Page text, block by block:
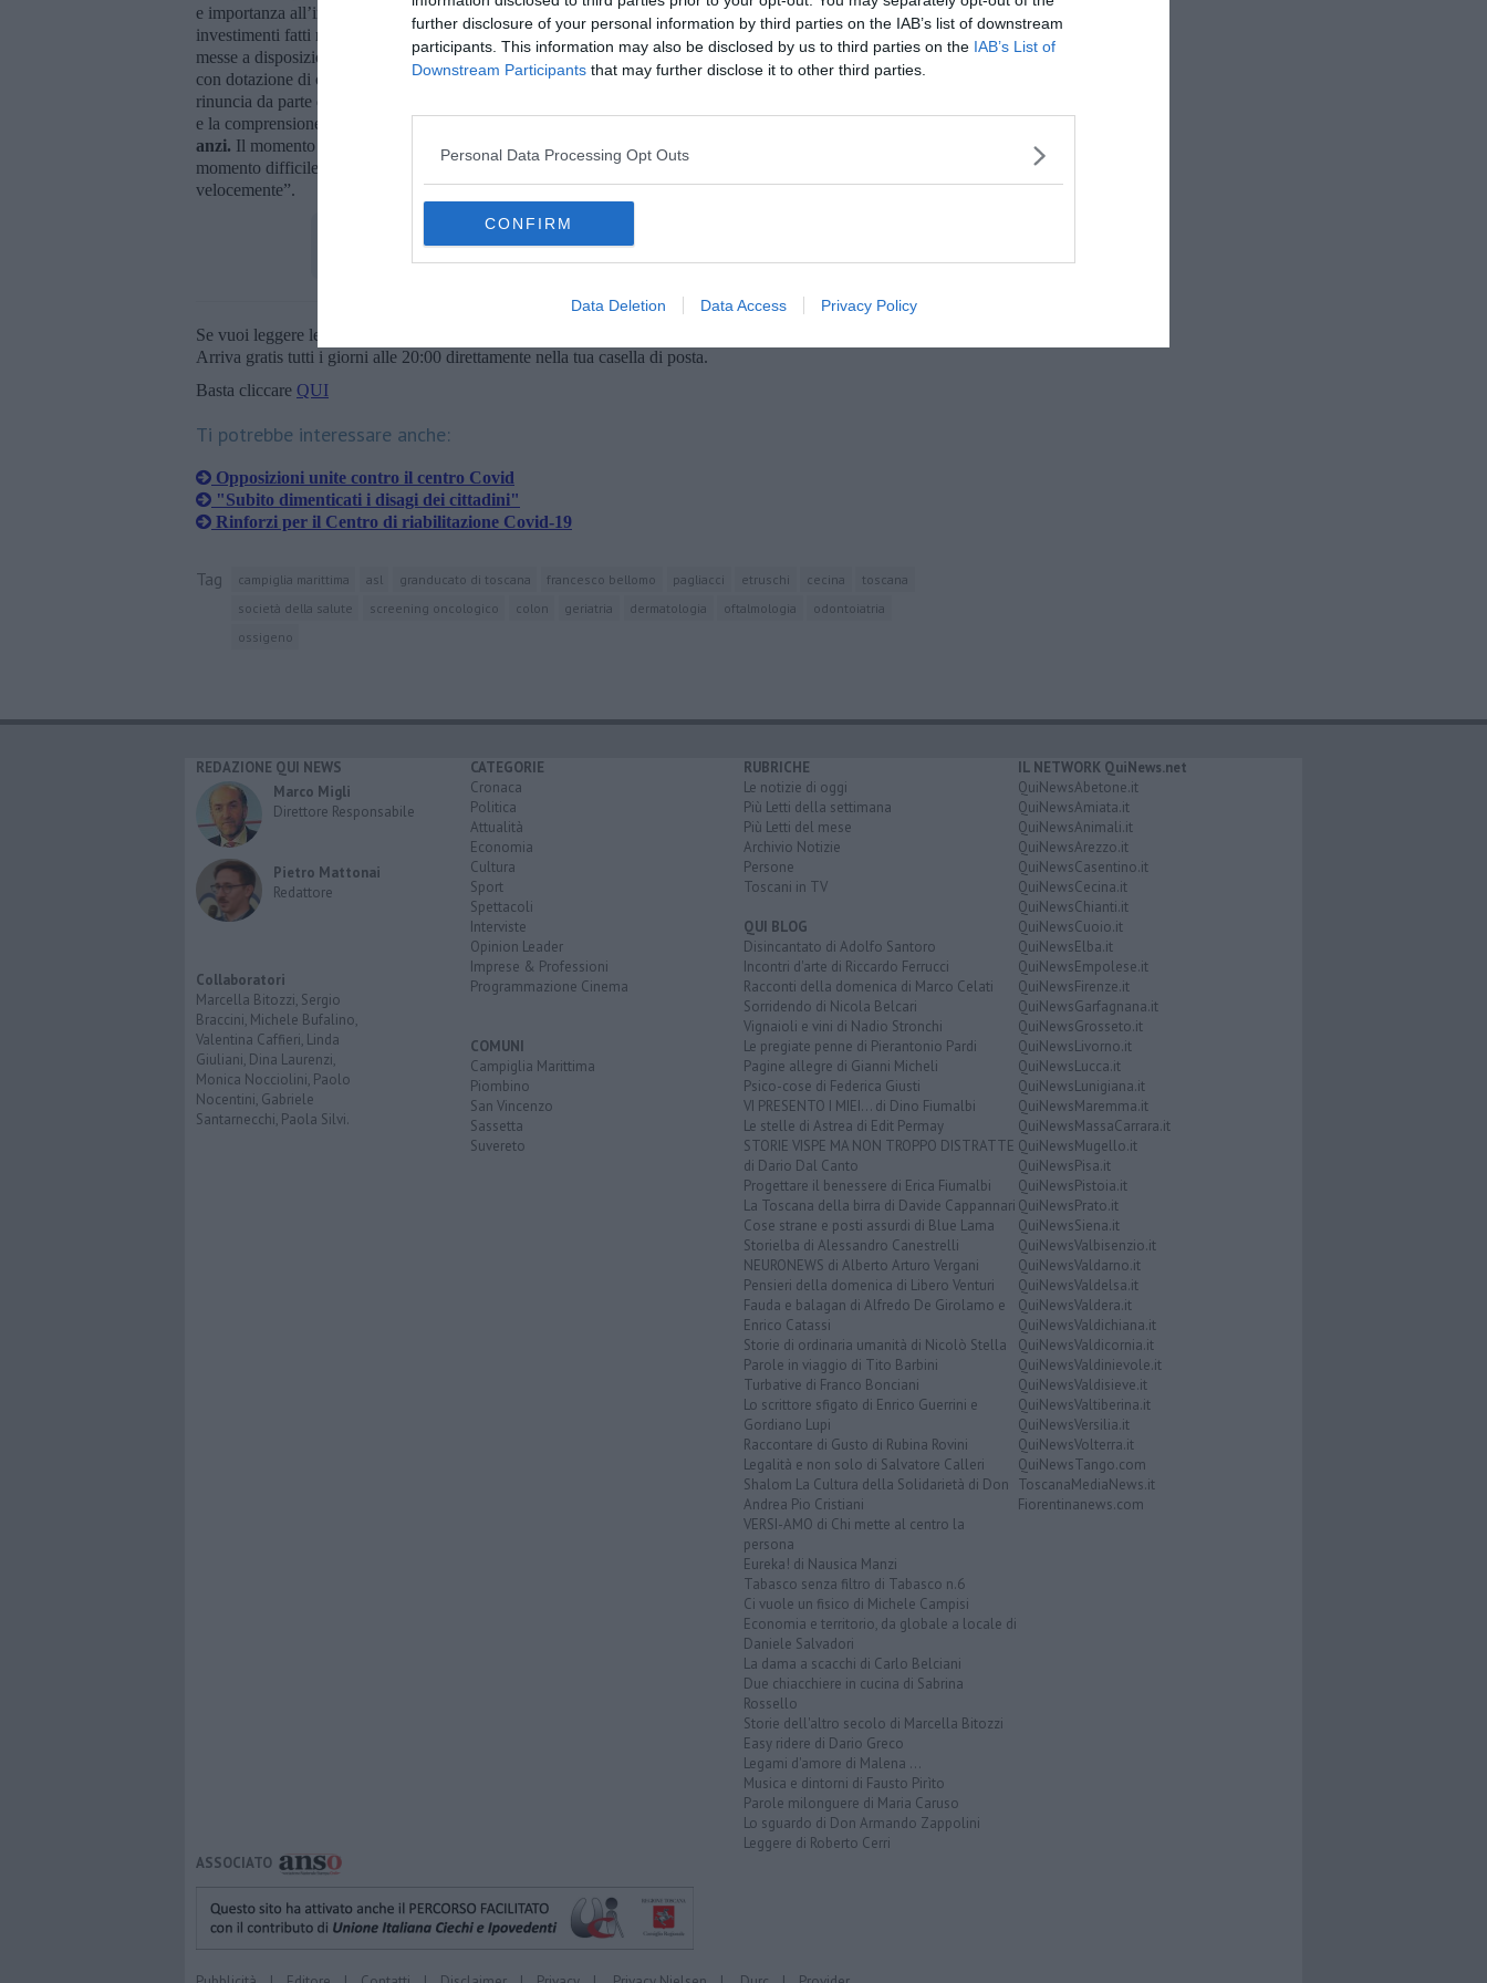
further disclosure of your personal information by third parties on the IAB’s list of downstream
participants. This information may also be disclosed by us to third parties on the IAB’s List of
Downstream Participants that may further disclose it to other third parties.
Personal Data Processing Opt Outs
CONFIRM
Data Deletion Data Access Privacy Policy
e importanza all’interno del panorama sanitario locale. Questo è stato reso possibile anche grazie agli
investimenti fatti negli ultimi dall’Azienda sia in termini di risorse mediche, infermieristiche e tecniche
messe a disposizione, sia delle dotazioni strutturali che hanno portato i posti letto a 24 raddoppiando quelli
con dotazione di ossigeno. Ma tutto questo non sarebbe stato realizzabile senza qualche temporanea
rinuncia da parte degli abitanti di Campiglia ai quali vanno i miei più sinceri ringraziamenti per la pazienza
e la comprensione dimostrata.
anzi. Il momento del confronto è stato sottovalutato, ma a nostra difesa c’è il fatto che eravamo in un
momento difficile. Vorrei aggiungere che è mia intenzione valorizzare ulteriormente il Centro e lo faremo
velocemente”.
Se vuoi leggere le notizie principali della Toscana iscriviti alla
Arriva gratis tutti i giorni alle 20:00 direttamente nella tua casella di posta.
Basta cliccare QUI
Ti potrebbe interessare anche:
Opposizioni unite contro il centro Covid
"Subito dimenticati i disagi dei cittadini"
Rinforzi per il Centro di riabilitazione Covid-19
Tag campiglia marittima asl granducato di toscana francesco bellomo pagliacci etruschi cecina
toscana
società della salute
screening oncologico colon geriatria dermatologia oftalmologia
odontoiatria
ossigeno
REDAZIONE QUI NEWS
Marco Migli
Direttore Responsabile
Pietro Mattonai
Redattore
Collaboratori
Marcella Bitozzi, Sergio
Braccini, Michele Bufalino,
Valentina Caffieri, Linda
Giuliani, Dina Laurenzi,
Monica Nocciolini, Paolo
Nocentini, Gabriele
Santarnecchi, Paola Silvi.
CATEGORIE
Cronaca
Politica
Attualità
Economia
Cultura
Sport
Spettacoli
Interviste
Opinion Leader
Imprese & Professioni
Programmazione Cinema
COMUNI
Campiglia Marittima
Piombino
San Vincenzo
Sassetta
Suvereto
RUBRICHE
Le notizie di oggi
Più Letti della settimana
Più Letti del mese
Archivio Notizie
Persone
Toscani in TV
QUI BLOG
Disincantato di Adolfo Santoro
Incontri d'arte di Riccardo Ferrucci
Racconti della domenica di Marco Celati
Sorridendo di Nicola Belcari
Vignaioli e vini di Nadio Stronchi
Le pregiate penne di Pierantonio Pardi
Pagine allegre di Gianni Micheli
Psico-cose di Federica Giusti
VI PRESENTO I MIEI... di Dino Fiumalbi
Le stelle di Astrea di Edit Permay
STORIE VISPE MA NON TROPPO DISTRATTE
di Dario Dal Canto
Progettare il benessere di Erica Fiumalbi
La Toscana della birra di Davide Cappannari
Cose strane e posti assurdi di Blue Lama
Storielba di Alessandro Canestrelli
NEURONEWS di Alberto Arturo Vergani
Pensieri della domenica di Libero Venturi
Fauda e balagan di Alfredo De Girolamo e
Enrico Catassi
Storie di ordinaria umanità di Nicolò Stella
Parole in viaggio di Tito Barbini
Turbative di Franco Bonciani
Lo scrittore sfigato di Enrico Guerrini e
Gordiano Lupi
Raccontare di Gusto di Rubina Rovini
Legalità e non solo di Salvatore Calleri
Shalom La Cultura della Solidarietà di Don
Andrea Pio Cristiani
VERSI-AMO di Chi mette al centro la
persona
Eureka! di Nausica Manzi
Tabasco senza filtro di Tabasco n.6
Ci vuole un fisico di Michele Campisi
Economia e territorio, da globale a locale di
Daniele Salvadori
La dama a scacchi di Carlo Belciani
Due chiacchiere in cucina di Sabrina
Rossello
Storie dell'altro secolo di Marcella Bitozzi
Easy ridere di Dario Greco
Legami d'amore di Malena ...
Musica e dintorni di Fausto Pirìto
Parole milonguere di Maria Caruso
Lo sguardo di Don Armando Zappolini
Leggere di Roberto Cerri
IL NETWORK QuiNews.net
QuiNewsAbetone.it
QuiNewsAmiata.it
QuiNewsAnimali.it
QuiNewsArezzo.it
QuiNewsCasentino.it
QuiNewsCecina.it
QuiNewsChianti.it
QuiNewsCuoio.it
QuiNewsElba.it
QuiNewsEmpolese.it
QuiNewsFirenze.it
QuiNewsGarfagnana.it
QuiNewsGrosseto.it
QuiNewsLivorno.it
QuiNewsLucca.it
QuiNewsLunigiana.it
QuiNewsMaremma.it
QuiNewsMassaCarrara.it
QuiNewsMugello.it
QuiNewsPisa.it
QuiNewsPistoia.it
QuiNewsPrato.it
QuiNewsSiena.it
QuiNewsValbisenzio.it
QuiNewsValdarno.it
QuiNewsValdelsa.it
QuiNewsValdera.it
QuiNewsValdichiana.it
QuiNewsValdicornia.it
QuiNewsValdinievole.it
QuiNewsValdisieve.it
QuiNewsValtiberina.it
QuiNewsVersilia.it
QuiNewsVolterra.it
QuiNewsTango.com
ToscanaMediaNews.it
Fiorentinanews.com
ASSOCIATO